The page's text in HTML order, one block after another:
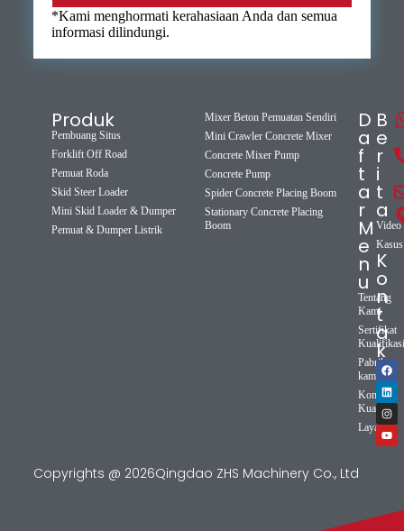
*Kami menghormati kerahasiaan Anda dan semua
informasi dilindungi.
Produk
Pembuang Situs
Forklift Off Road
Pemuat Roda
Skid Steer Loader
Mini Skid Loader & Dumper
Pemuat & Dumper Listrik
Mixer Beton Pemuatan Sendiri
Mini Crawler Concrete Mixer
Concrete Mixer Pump
Concrete Pump
Spider Concrete Placing Boom
Stationary Concrete Placing
Boom
D
a
f
t
a
r
M
e
n
u
Tentang
Kami
Sertifikat
Kualifikasi
Pabrik
kami
Kontrol
Kualitas
Layanan
B
e
r
i
t
a
Video
Kasus
K
o
n
t
a
k
Copyrights @ 2026Qingdao ZHS Machinery Co., Ltd